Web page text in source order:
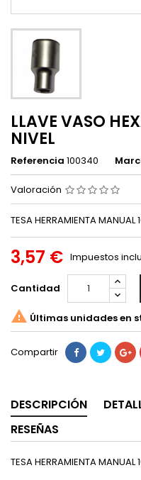
LLAVE VASO
NIVEL
Referencia 100340
Valoración
TESA HERRAMIENTA
3,57 € Impuestos
Cantidad
 Últimas unidades en
Compartir
DESCRIPCIÓN
RESEÑAS
TESA HERRAMIENTA